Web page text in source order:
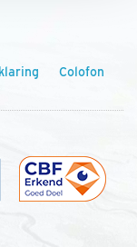
Colofon